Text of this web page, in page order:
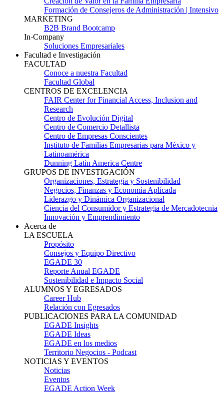
Formación de Consejeros de Administración | Intensivo
MARKETING
B2B Brand Bootcamp
In-Company
Soluciones Empresariales
Facultad e Investigación
FACULTAD
Conoce a nuestra Facultad
Facultad Global
CENTROS DE EXCELENCIA
FAIR Center for Financial Access, Inclusion and
Research
Centro de Evolución Digital
Centro de Comercio Detallista
Centro de Empresas Conscientes
Instituto de Familias Empresarias para México y
Latinoamérica
Dunning Latin America Centre
GRUPOS DE INVESTIGACIÓN
Organizaciones, Estrategia y Sostenibilidad
Negocios, Finanzas y Economía Aplicada
Liderazgo y Dinámica Organizacional
Ciencia del Consumidor y Estrategia de Mercadotecnia
Innovación y Emprendimiento
Acerca de
LA ESCUELA
Propósito
Consejos y Equipo Directivo
EGADE 30
Reporte Anual EGADE
Sostenibilidad e Impacto Social
ALUMNOS Y EGRESADOS
Career Hub
Relación con Egresados
PUBLICACIONES PARA LA COMUNIDAD
EGADE Insights
EGADE Ideas
EGADE en los medios
Territorio Negocios - Podcast
NOTICIAS Y EVENTOS
Noticias
Eventos
EGADE Action Week